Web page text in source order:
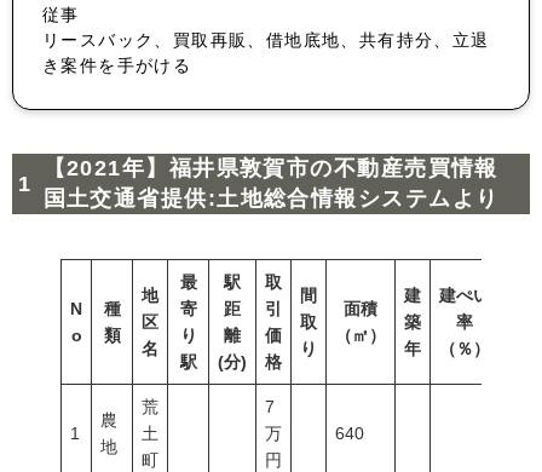
従事
リースバック、買取再販、借地底地、共有持分、立退
き案件を手がける
【2021年】福井県敦賀市の不動産売買情報
国土交通省提供:土地総合情報システムより
N
o
種
類
地
区
名
最
寄
り
駅
駅
距
離
(分)
取
引
価
格
間
取
り
面積
（㎡）
建
築
年
建ぺい
率
（％）
1
農
地
荒
土
町
7
万
円
640